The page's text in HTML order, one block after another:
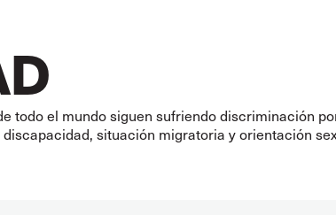
todo el mundo siguen sufriendo discriminación
situación migratoria y orientación